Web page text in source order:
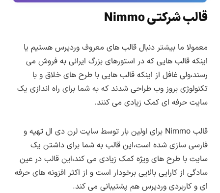
اطلاع از بروزرسانی ها
دریافت کنید.
کنید.
جهانی تهیه شده و صرفا شامل ترجمه زبان فارسی
و تغییرات برای بهبود در زبان فارسی (راستچین)
هستند و مشکلات یا باگ های احتمالی که ناشی از
فارسی سازی یا ترجمه محصول نباشند باید توسط
طراح اصلی رفع شوند و تا رفع این مشکلات باید
محصول باشید.
انتشار نسخه جدید هر محصول از بخش اطلاع
رسانیبروزرسانی در سایت لرن دی الاطلاع رسانی
می شود.
قالب شرکتی Nimmo
معمولا ما بیشتر دنبال قالب های معروف وردپرس هستیم یا
اینکه قالب هایی که در استورهای بزرگ ایرانی به فروش می
رسند،ولی غافل از اینکه قالب هایی با طرح های خلاق و با
تکنولوژی بروز وب طراحی شدند که به شما برای راه اندازی یک
سایت حرفه ای کمک زیادی می کنند.
قالب Nimmo برای اولین بار توسط سایت لرن دی ال تهیه و
فارسی سازی شده است،این قالب به شما برای داشتن یک
سایت با طرح های ویژه کمک زیادی می کند،این قالب در عین
سادگی از کارایی بالایی برخودار است و از اکثر افزونه های حرفه
ای و کاربردی وردپرس هم پشتیبانی می کند.